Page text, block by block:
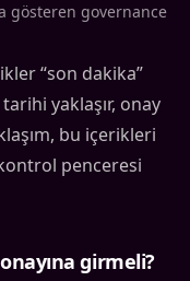
gösteren governance
“son dakika”
yaklaşır, onay
bu içerikleri
penceresi
girmeli?